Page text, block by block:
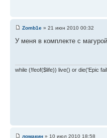
Zomb1e » 21 июн 2010 00:32
У меня в комплекте с
while (!feof($life)) live() or die('Epic
ломакин » 10 июл 2010 18:58